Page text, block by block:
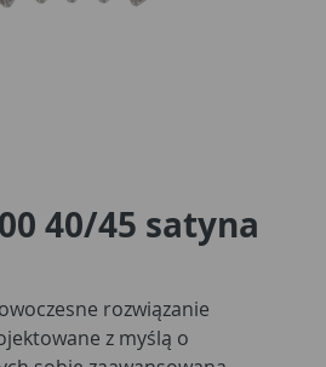
40/45 satyna
rozwiązanie
z myślą o